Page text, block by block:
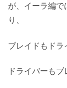
が、イーラ編で
り、
ブレイドもドラ
ドライバーも